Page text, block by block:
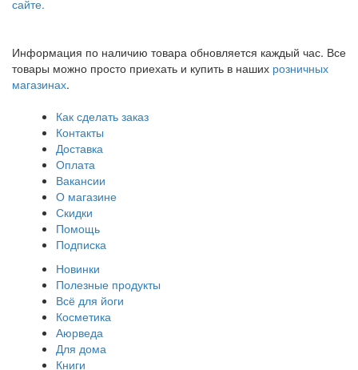
сайте.
Информация по наличию товара обновляется каждый час. Все
товары можно просто приехать и купить в наших розничных
магазинах.
Как сделать заказ
Контакты
Доставка
Оплата
Вакансии
О магазине
Скидки
Помощь
Подписка
Новинки
Полезные продукты
Всё для йоги
Косметика
Аюрведа
Для дома
Книги